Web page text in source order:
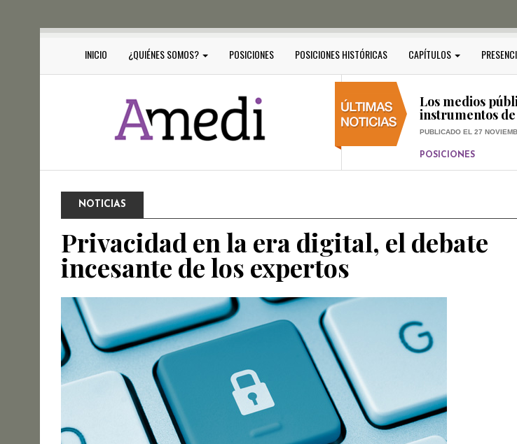
INICIO ¿QUIÉNES SOMOS? POSICIONES POSICIONES HISTÓRICAS CAPÍTULOS
PUBLICADO EL 17
Los medios
instrumentos
PUBLICADO EL 27
POSICIONES
Consejos
NOTICIAS
Privacidad en la era digital, el debate
incesante de los expertos